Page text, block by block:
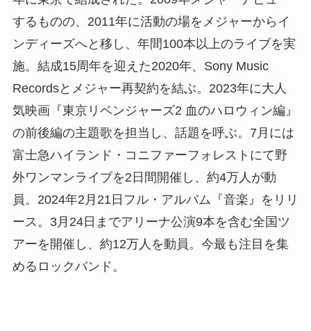
するものの、2011年に活動の場をメジャーからイ
ンディーズへと移し、年間100本以上のライブを実
施。結成15周年を迎えた2020年、Sony Music
Recordsとメジャー再契約を結ぶ。2023年に大人
気映画『東京リベンジャーズ2 血のハロウィン編』
の前後編の主題歌を担当し、話題を呼ぶ。7月には
富士急ハイランド・コニファーフォレストにて野
外ワンマンライブを2日間開催し、約4万人が動
員。2024年2月21日フル・アルバム『音楽』をリリ
ース。3月24日までアリーナ公演9本を含む全国ツ
アーを開催し、約12万人を動員。今最も注目を集
めるロックバンド。